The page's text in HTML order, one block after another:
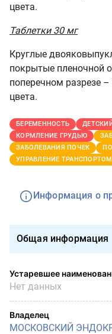
цвета.
Таблетки 30 мг
Круглые
покрытые пленочной
поперечном разрезе
цвета.
БЕРЕМЕННОСТЬ
КОРМЛЕНИЕ ГРУДЬЮ
ЗАБОЛЕВАНИЯ ПОЧЕК
УПРАВЛЕНИЕ ТРАНСПОРТОМ
Информация о
Общая информация
Устаревшее
Нет данных
Владелец
МОСКОВСКИЙ